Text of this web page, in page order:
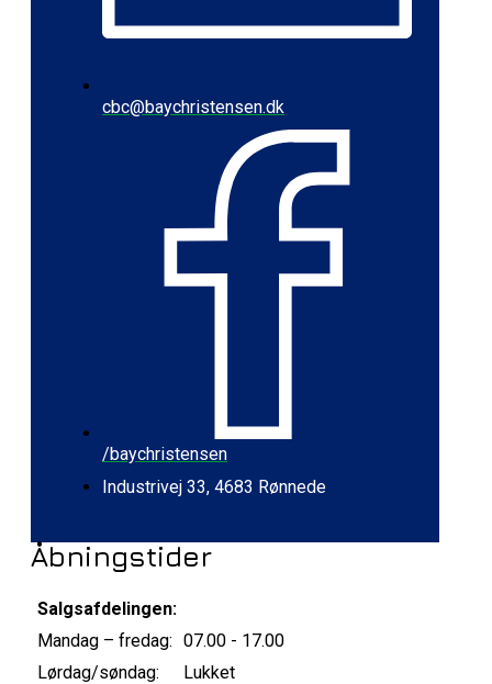
cbc@baychristensen.dk
/baychristensen
Industrivej 33, 4683 Rønnede
Åbningstider
Salgsafdelingen:
Mandag – fredag: 07.00 - 17.00
Lørdag/søndag:
Lukket